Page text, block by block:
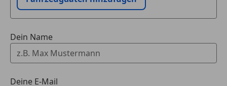
Dein Name
Deine E-Mail